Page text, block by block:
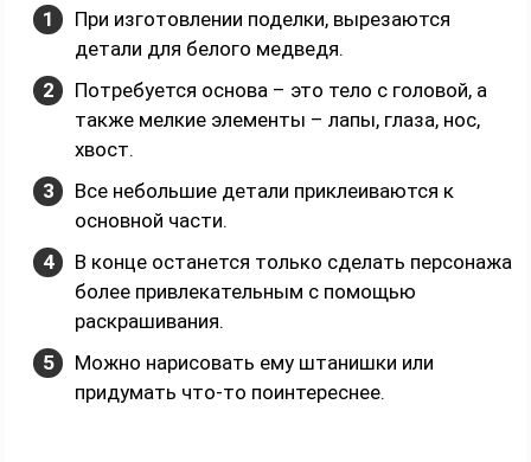
При изготовлении поделки, вырезаются
детали для белого медведя.
Потребуется основа – это тело с головой, а
также мелкие элементы – лапы, глаза, нос,
хвост.
Все небольшие детали приклеиваются к
основной части.
В конце останется только сделать персонажа
более привлекательным с помощью
раскрашивания.
Можно нарисовать ему штанишки или
придумать что-то поинтереснее.